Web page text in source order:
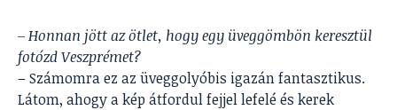
– Honnan jött az ötlet, hogy egy üveggömbön keresztül
fotózd Veszprémet?
– Számomra ez az üveggolyóbis igazán fantasztikus.
Látom, ahogy a kép átfordul fejjel lefelé és kerek